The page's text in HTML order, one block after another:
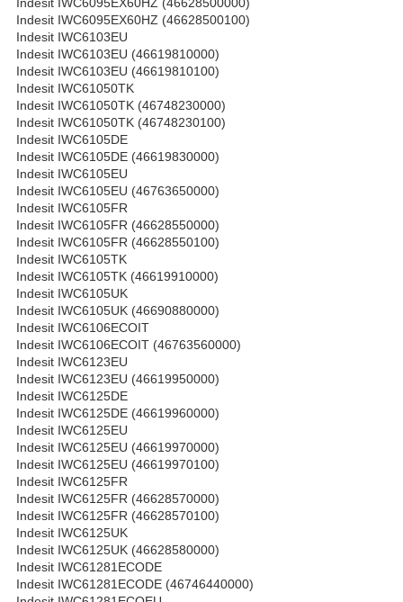
Indesit IWC6095EX60HZ (46628500100)
Indesit IWC6103EU
Indesit IWC6103EU (46619810000)
Indesit IWC6103EU (46619810100)
Indesit IWC61050TK
Indesit IWC61050TK (46748230000)
Indesit IWC61050TK (46748230100)
Indesit IWC6105DE
Indesit IWC6105DE (46619830000)
Indesit IWC6105EU
Indesit IWC6105EU (46763650000)
Indesit IWC6105FR
Indesit IWC6105FR (46628550000)
Indesit IWC6105FR (46628550100)
Indesit IWC6105TK
Indesit IWC6105TK (46619910000)
Indesit IWC6105UK
Indesit IWC6105UK (46690880000)
Indesit IWC6106ECOIT
Indesit IWC6106ECOIT (46763560000)
Indesit IWC6123EU
Indesit IWC6123EU (46619950000)
Indesit IWC6125DE
Indesit IWC6125DE (46619960000)
Indesit IWC6125EU
Indesit IWC6125EU (46619970000)
Indesit IWC6125EU (46619970100)
Indesit IWC6125FR
Indesit IWC6125FR (46628570000)
Indesit IWC6125FR (46628570100)
Indesit IWC6125UK
Indesit IWC6125UK (46628580000)
Indesit IWC61281ECODE
Indesit IWC61281ECODE (46746440000)